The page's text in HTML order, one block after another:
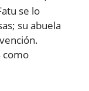
se lo
su abuela
como